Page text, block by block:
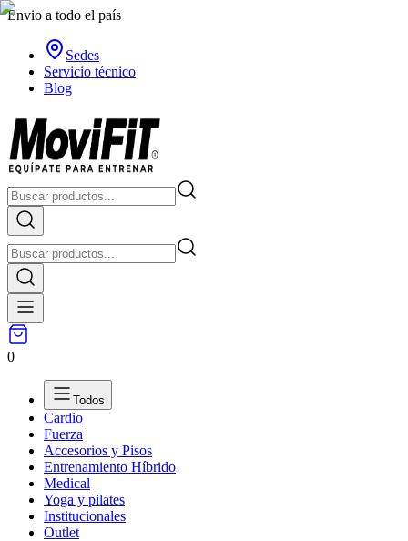
Envio a todo el país
Sedes
Servicio técnico
Blog
0
Todos
Cardio
Fuerza
Accesorios y Pisos
Entrenamiento Híbrido
Medical
Yoga y pilates
Institucionales
Outlet